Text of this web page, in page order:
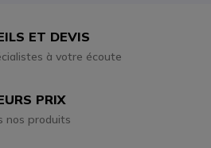
ET DEVIS
à votre écoute
PRIX
nos produits